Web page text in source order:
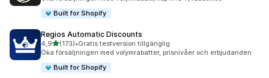
Built for Shopify
Regios Automatic Discounts
4,9av 5 stjärnor
(173)
173 recensioner totalt
•Gratis testversion tillgänglig
Öka försäljningen med volymrabatter, prisnivåer och erbjudanden
Built for Shopify